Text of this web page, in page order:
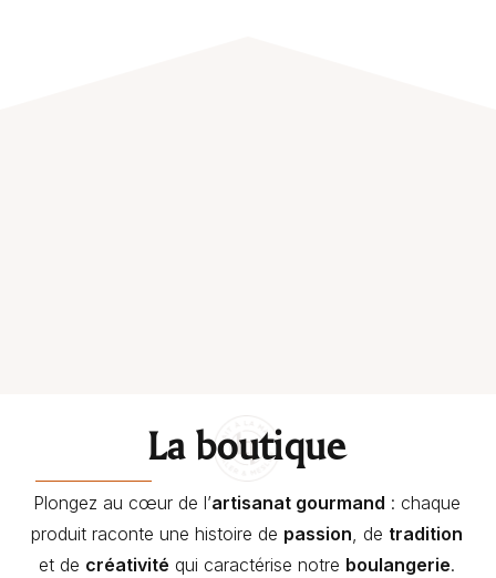
La boutique
Plongez au cœur de l’artisanat gourmand : chaque
produit raconte une histoire de passion, de tradition
et de créativité qui caractérise notre boulangerie.